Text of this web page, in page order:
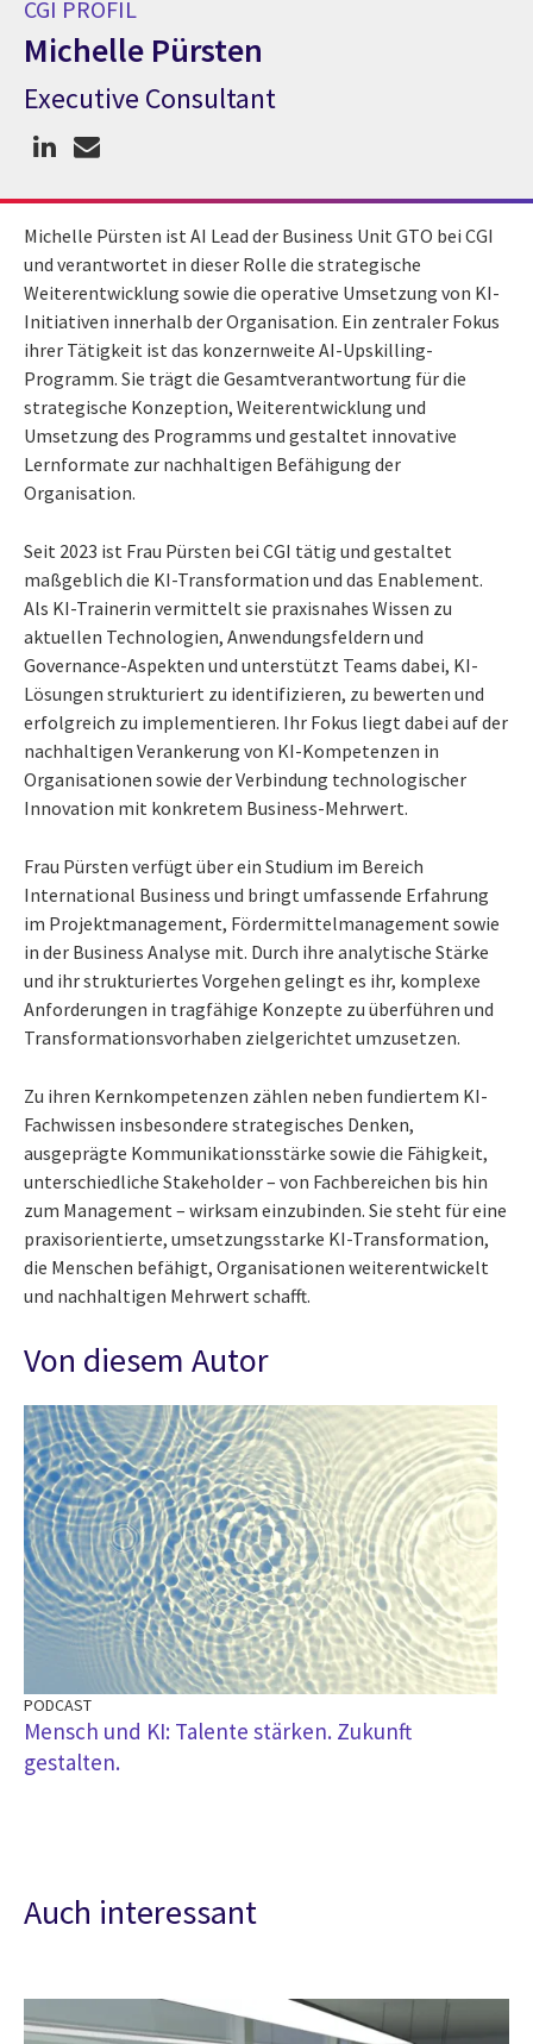
CGI PROFIL
Michelle Pürsten
CGI Profil Michelle Pürsten
Executive Consultant
Michelle Pürsten ist AI Lead der Business Unit GTO bei CGI
und verantwortet in dieser Rolle die strategische
Weiterentwicklung sowie die operative Umsetzung von KI-
Initiativen innerhalb der Organisation. Ein zentraler Fokus
ihrer Tätigkeit ist das konzernweite AI-Upskilling-
Programm. Sie trägt die Gesamtverantwortung für die
strategische Konzeption, Weiterentwicklung und
Umsetzung des Programms und gestaltet innovative
Lernformate zur nachhaltigen Befähigung der
Organisation.
Seit 2023 ist Frau Pürsten bei CGI tätig und gestaltet
maßgeblich die KI-Transformation und das Enablement.
Als KI-Trainerin vermittelt sie praxisnahes Wissen zu
aktuellen Technologien, Anwendungsfeldern und
Governance-Aspekten und unterstützt Teams dabei, KI-
Lösungen strukturiert zu identifizieren, zu bewerten und
erfolgreich zu implementieren. Ihr Fokus liegt dabei auf der
nachhaltigen Verankerung von KI-Kompetenzen in
Organisationen sowie der Verbindung technologischer
Innovation mit konkretem Business-Mehrwert.
Frau Pürsten verfügt über ein Studium im Bereich
International Business und bringt umfassende Erfahrung
im Projektmanagement, Fördermittelmanagement sowie
in der Business Analyse mit. Durch ihre analytische Stärke
und ihr strukturiertes Vorgehen gelingt es ihr, komplexe
Anforderungen in tragfähige Konzepte zu überführen und
Transformationsvorhaben zielgerichtet umzusetzen.
Zu ihren Kernkompetenzen zählen neben fundiertem KI-
Fachwissen insbesondere strategisches Denken,
ausgeprägte Kommunikationsstärke sowie die Fähigkeit,
unterschiedliche Stakeholder – von Fachbereichen bis hin
zum Management – wirksam einzubinden. Sie steht für eine
praxisorientierte, umsetzungsstarke KI-Transformation,
die Menschen befähigt, Organisationen weiterentwickelt
und nachhaltigen Mehrwert schafft.
Von diesem Autor
PODCAST
Mensch und KI: Talente stärken. Zukunft
gestalten.
Auch interessant